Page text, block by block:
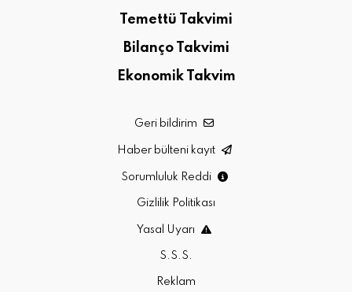
Temettü Takvimi
Bilanço Takvimi
Ekonomik Takvim
Geri bildirim
Haber bülteni kayıt
Sorumluluk Reddi
Gizlilik Politikası
Yasal Uyarı
S.S.S.
Reklam